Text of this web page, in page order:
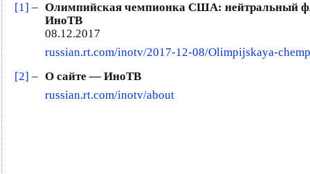
[1] – Олимпийская чемпионка США: нейтральный
ИноТВ
08.12.2017
russian.rt.com/inotv/2017-12-08/Olimpijskaya-
[2] – О сайте — ИноТВ
russian.rt.com/inotv/about